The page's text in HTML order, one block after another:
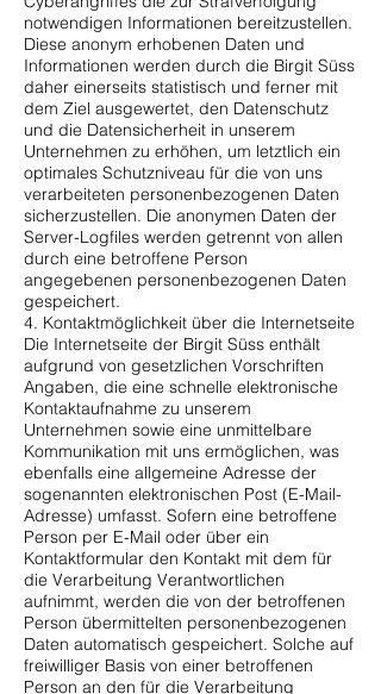
notwendigen Informationen bereitzustellen.
Diese anonym erhobenen Daten und
Informationen werden durch die Birgit Süss
daher einerseits statistisch und ferner mit
dem Ziel ausgewertet, den Datenschutz
und die Datensicherheit in unserem
Unternehmen zu erhöhen, um letztlich ein
optimales Schutzniveau für die von uns
verarbeiteten personenbezogenen Daten
sicherzustellen. Die anonymen Daten der
Server-Logfiles werden getrennt von allen
durch eine betroffene Person
angegebenen personenbezogenen Daten
gespeichert.
4. Kontaktmöglichkeit über die Internetseite
Die Internetseite der Birgit Süss enthält
aufgrund von gesetzlichen Vorschriften
Angaben, die eine schnelle elektronische
Kontaktaufnahme zu unserem
Unternehmen sowie eine unmittelbare
Kommunikation mit uns ermöglichen, was
ebenfalls eine allgemeine Adresse der
sogenannten elektronischen Post (E-Mail-
Adresse) umfasst. Sofern eine betroffene
Person per E-Mail oder über ein
Kontaktformular den Kontakt mit dem für
die Verarbeitung Verantwortlichen
aufnimmt, werden die von der betroffenen
Person übermittelten personenbezogenen
Daten automatisch gespeichert. Solche auf
freiwilliger Basis von einer betroffenen
Person an den für die Verarbeitung